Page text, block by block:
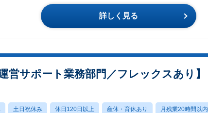
詳しく見る
営サポート業務部門／フレックスあり】
土日祝休み 休日120日以上 産休・育休あり 月残業20時間以内